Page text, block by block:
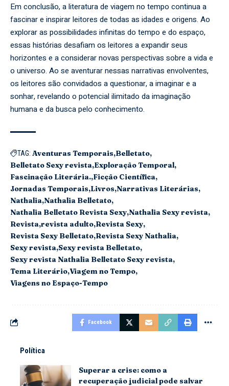
Em conclusão, a literatura de viagem no tempo continua a
fascinar e inspirar leitores de todas as idades e origens. Ao
explorar as possibilidades infinitas do tempo e do espaço,
essas histórias desafiam os leitores a expandir seus
horizontes e a considerar novas perspectivas sobre a vida e
o universo. Ao se aventurar nessas narrativas envolventes,
os leitores são convidados a questionar, a imaginar e a
sonhar, revelando o potencial ilimitado da imaginação
humana e da busca pelo conhecimento.
TAG: Aventuras Temporais Belletato
Belletato Sexy revista Exploração Temporal
Fascinação Literária. Ficção Científica
Jornadas Temporais Livros Narrativas Literárias
Nathalia Nathalia Belletato
Nathalia Belletato Revista Sexy Nathalia Sexy revista
Revista revista adulto Revista Sexy
Revista Sexy Belletato Revista Sexy Nathalia
Sexy revista Sexy revista Belletato
Sexy revista Nathalia Belletato Sexy revista
Tema Literário Viagem no Tempo
Viagens no Espaço-Tempo
Facebook
Política
Superar a crise: como a
recuperação judicial pode salvar